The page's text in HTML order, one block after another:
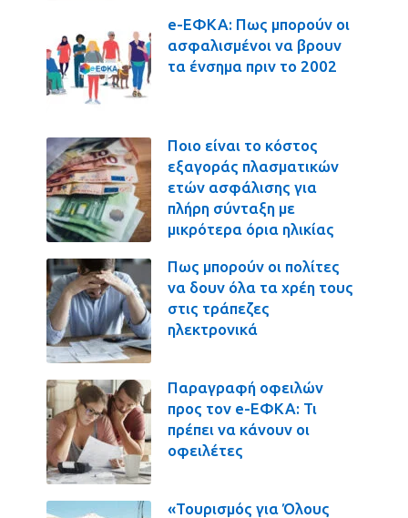
e-ΕΦΚΑ: Πως μπορούν οι
ασφαλισμένοι να βρουν
τα ένσημα πριν το 2002
Ποιο είναι το κόστος
εξαγοράς πλασματικών
ετών ασφάλισης για
πλήρη σύνταξη με
μικρότερα όρια ηλικίας
Πως μπορούν οι πολίτες
να δουν όλα τα χρέη τους
στις τράπεζες
ηλεκτρονικά
Παραγραφή οφειλών
προς τον e-ΕΦΚΑ: Τι
πρέπει να κάνουν οι
οφειλέτες
«Τουρισμός για Όλους